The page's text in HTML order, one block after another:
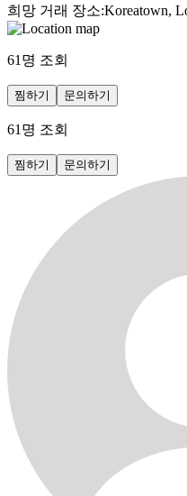
희망 거래 장소:Koreatown,
61 명 조회
찜하기 문의하기
61 명 조회
찜하기 문의하기